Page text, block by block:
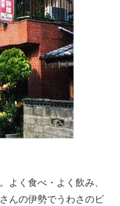
よく食べ・よく飲み、
んの伊勢でうわさのビ